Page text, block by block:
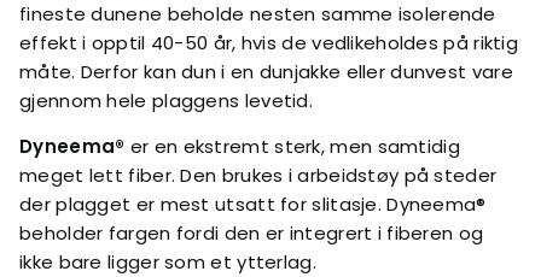
fineste dunene beholde nesten samme isolerende
effekt i opptil 40-50 år, hvis de vedlikeholdes på riktig
måte. Derfor kan dun i en dunjakke eller dunvest vare
gjennom hele plaggens levetid.
Dyneema® er en ekstremt sterk, men samtidig
meget lett fiber. Den brukes i arbeidstøy på steder
der plagget er mest utsatt for slitasje. Dyneema®
beholder fargen fordi den er integrert i fiberen og
ikke bare ligger som et ytterlag.